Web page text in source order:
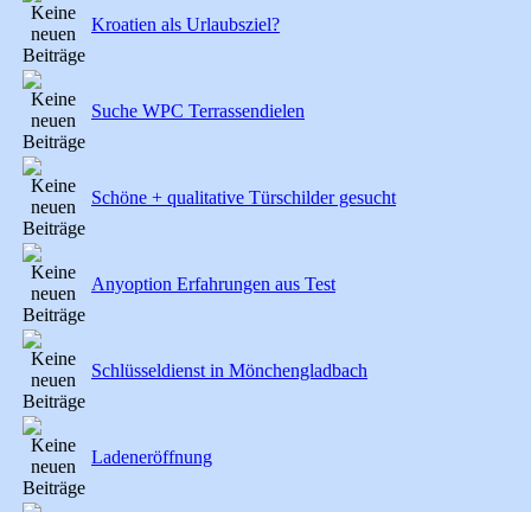
Kroatien als Urlaubsziel?
Suche WPC Terrassendielen
Schöne + qualitative Türschilder gesucht
Anyoption Erfahrungen aus Test
Schlüsseldienst in Mönchengladbach
Ladeneröffnung